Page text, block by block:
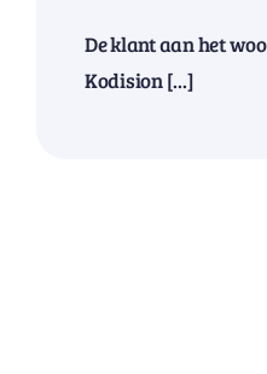
De klant aan het
Kodision [...]